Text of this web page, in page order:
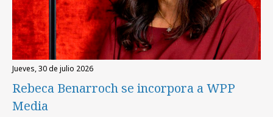
jueves, 30 de julio 2026
Rebeca Benarroch se incorpora a WPP
Media